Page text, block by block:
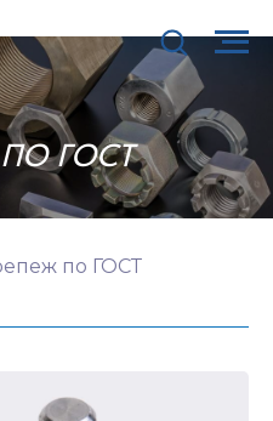
ГОСТ
по ГОСТ